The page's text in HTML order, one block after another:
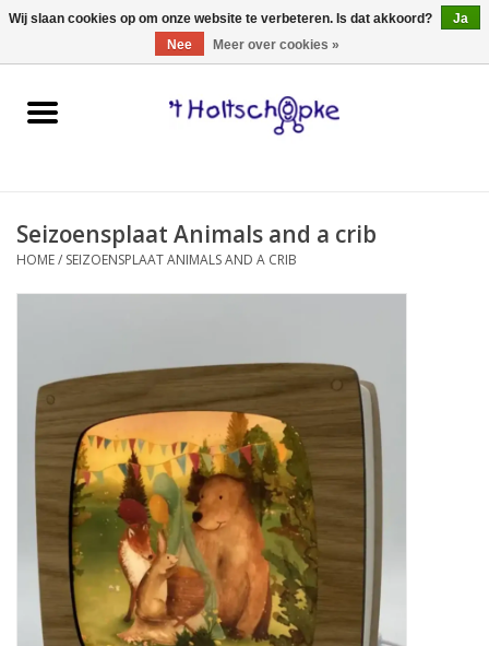
0 Artikelen - €0,00
Home
spellen
onderweg
hebbedingen
kinderkamer
eten & drinken
knuffels
Seizoensplaat Animals and a crib
HOME/ SEIZOENSPLAAT ANIMALS AND A CRIB
Wij slaan cookies op om onze website te verbeteren. Is dat akkoord?
Ja
Nee
Meer over cookies »